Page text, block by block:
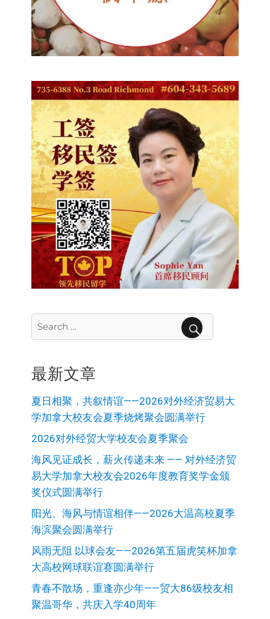
Search
for:
最新文章
夏日相聚，共叙情谊——2026对外经济贸易大
学加拿大校友会夏季烧烤聚会圆满举行
2026对外经贸大学校友会夏季聚会
海风见证成长，薪火传递未来 —— 对外经济贸
易大学加拿大校友会2026年度教育奖学金颁
奖仪式圆满举行
阳光、海风与情谊相伴——2026大温高校夏季
海滨聚会圆满举行
风雨无阻 以球会友——2026第五届虎笑杯加拿
大高校网球联谊赛圆满举行
青春不散场，重逢亦少年——贸大86级校友相
聚温哥华，共庆入学40周年